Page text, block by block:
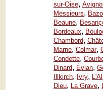
sur-Oise,
Messieurs,
Beaune,
Bordeaux,
Chambord,
Marne, Colmar,
Condette,
Dinard, Évian,
Illkirch, Ivry,
Dieu, La Grave,